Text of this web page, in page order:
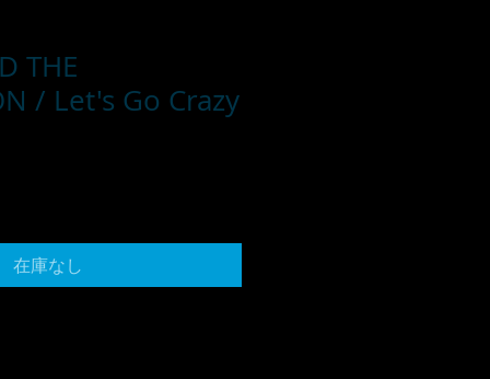
THE
/ Let's Go Crazy
在庫なし